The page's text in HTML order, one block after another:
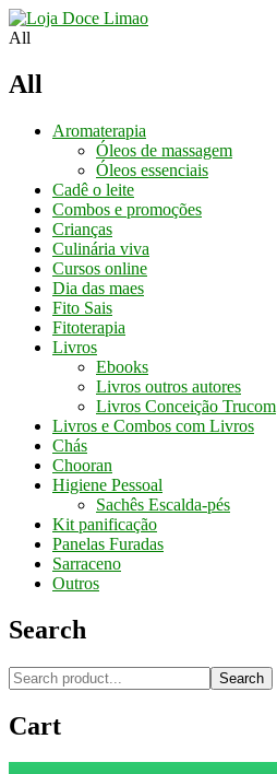
All
All
Aromaterapia
Óleos de massagem
Óleos essenciais
Cadê o leite
Combos e promoções
Crianças
Culinária viva
Cursos online
Dia das maes
Fito Sais
Fitoterapia
Livros
Ebooks
Livros outros autores
Livros Conceição Trucom
Livros e Combos com Livros
Chás
Chooran
Higiene Pessoal
Sachês Escalda-pés
Kit panificação
Panelas Furadas
Sarraceno
Outros
Search
Search
Cart